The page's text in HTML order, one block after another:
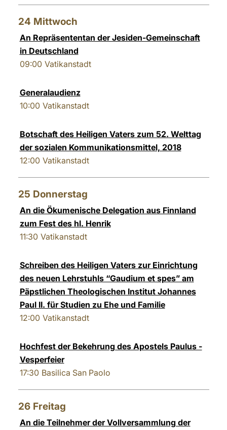
24 Mittwoch
An Repräsententan der Jesiden-Gemeinschaft
in Deutschland
09:00 Vatikanstadt
Generalaudienz
10:00 Vatikanstadt
Botschaft des Heiligen Vaters zum 52. Welttag
der sozialen Kommunikationsmittel, 2018
12:00 Vatikanstadt
25 Donnerstag
An die Ökumenische Delegation aus Finnland
zum Fest des hl. Henrik
11:30 Vatikanstadt
Schreiben des Heiligen Vaters zur Einrichtung
des neuen Lehrstuhls “Gaudium et spes” am
Päpstlichen Theologischen Institut Johannes
Paul II. für Studien zu Ehe und Familie
12:00 Vatikanstadt
Hochfest der Bekehrung des Apostels Paulus -
Vesperfeier
17:30 Basilica San Paolo
26 Freitag
An die Teilnehmer der Vollversammlung der